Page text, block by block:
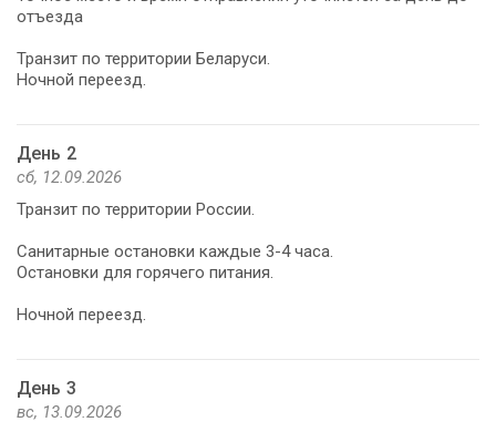
отъезда
Транзит по территории Беларуси.
Ночной переезд.
День 2
сб, 12.09.2026
Транзит по территории России.
Санитарные остановки каждые 3-4 часа.
Остановки для горячего питания.
Ночной переезд.
День 3
вс, 13.09.2026